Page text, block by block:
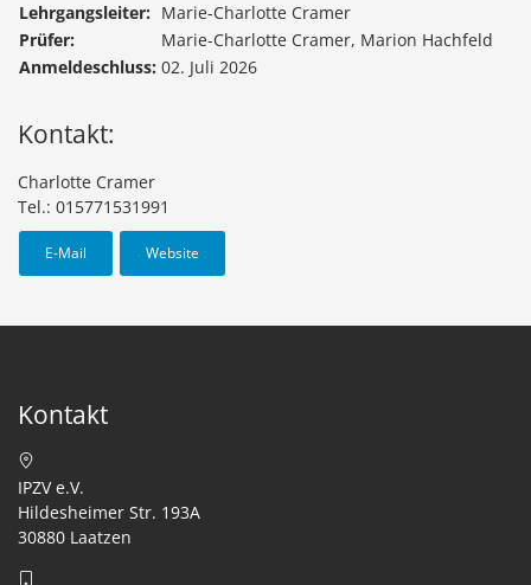
Lehrgangsleiter: Marie-Charlotte Cramer
Prüfer:
Marie-Charlotte Cramer, Marion Hachfeld
Anmeldeschluss: 02. Juli 2026
Kontakt:
Charlotte Cramer
Tel.: 015771531991
E-Mail Website
Kontakt
IPZV e.V.
Hildesheimer Str. 193A
30880 Laatzen